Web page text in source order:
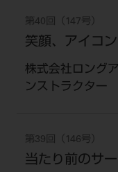
第40回（147号）
笑顔、アイコ
株式会社ロング
ンストラクター
第39回（146号）
当たり前のサ